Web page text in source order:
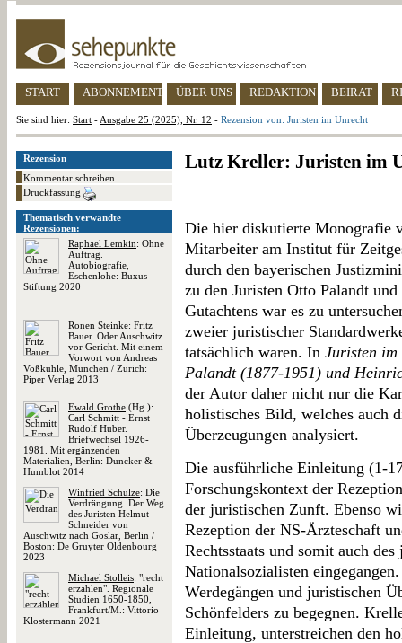
START ABONNEMENT ÜBER UNS REDAKTION BEIRAT
Sie sind hier: Start - Ausgabe 25 (2025), Nr. 12 - Rezension von: Juristen im Unrecht
Rezension
Kommentar schreiben
Druckfassung
Thematisch verwandte
Rezensionen:
Raphael Lemkin: Ohne
Auftrag.
Autobiografie,
Eschenlohe: Buxus
Stiftung 2020
Ronen Steinke: Fritz
Bauer. Oder Auschwitz
vor Gericht. Mit einem
Vorwort von Andreas
Voßkuhle, München / Zürich:
Piper Verlag 2013
Ewald Grothe (Hg.):
Carl Schmitt - Ernst
Rudolf Huber.
Briefwechsel 1926-
1981. Mit ergänzenden
Materialien, Berlin: Duncker &
Humblot 2014
Winfried Schulze: Die
Verdrängung. Der Weg
des Juristen Helmut
Schneider von
Auschwitz nach Goslar, Berlin /
Boston: De Gruyter Oldenbourg
2023
Michael Stolleis: "recht
erzählen". Regionale
Studien 1650-1850,
Frankfurt/M.: Vittorio
Klostermann 2021
Lutz Kreller: Juristen im
Die hier diskutierte Monografie
Mitarbeiter am Institut für
durch den bayerischen
zu den Juristen Otto Palandt
Gutachtens war es zu
zweier juristischer
tatsächlich waren. In Juristen
Palandt (1877-1951) und
der Autor daher nicht nur die
holistisches Bild, welches auch
Überzeugungen analysiert.
Die ausführliche Einleitung (1-
Forschungskontext der
der juristischen Zunft. Ebenso
Rezeption der NS-Ärzteschaft
Rechtsstaats und somit auch
Nationalsozialisten
Werdegängen und juristischen
Schönfelders zu begegnen.
Einleitung, unterstreichen den